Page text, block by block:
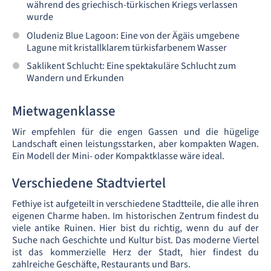
während des griechisch-türkischen Kriegs verlassen
wurde
Oludeniz Blue Lagoon: Eine von der Ägäis umgebene
Lagune mit kristallklarem türkisfarbenem Wasser
Saklikent Schlucht: Eine spektakuläre Schlucht zum
Wandern und Erkunden
Mietwagenklasse
Wir empfehlen für die engen Gassen und die hügelige
Landschaft einen leistungsstarken, aber kompakten Wagen.
Ein Modell der Mini- oder Kompaktklasse wäre ideal.
Verschiedene Stadtviertel
Fethiye ist aufgeteilt in verschiedene Stadtteile, die alle ihren
eigenen Charme haben. Im historischen Zentrum findest du
viele antike Ruinen. Hier bist du richtig, wenn du auf der
Suche nach Geschichte und Kultur bist. Das moderne Viertel
ist das kommerzielle Herz der Stadt, hier findest du
zahlreiche Geschäfte, Restaurants und Bars.